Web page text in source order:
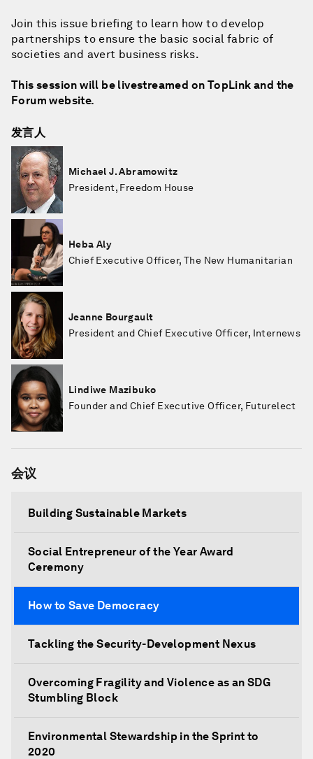
Join this issue briefing to learn how to develop
partnerships to ensure the basic social fabric of
societies and avert business risks.
This session will be livestreamed on TopLink and the
Forum website.
发言人
Michael J. Abramowitz
President, Freedom House
Heba Aly
Chief Executive Officer, The New Humanitarian
Jeanne Bourgault
President and Chief Executive Officer, Internews
Lindiwe Mazibuko
Founder and Chief Executive Officer, Futurelect
会议
Building Sustainable Markets
Social Entrepreneur of the Year Award
Ceremony
How to Save Democracy
Tackling the Security-Development Nexus
Overcoming Fragility and Violence as an SDG
Stumbling Block
Environmental Stewardship in the Sprint to
2020